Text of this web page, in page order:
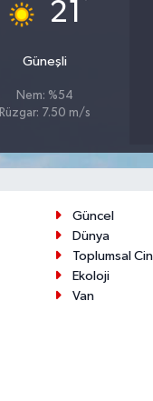
21
Güneşli
Nem: %54
Rüzgar: 7.50 m/s
Güncel
Dünya
Toplumsal
Ekoloji
Van